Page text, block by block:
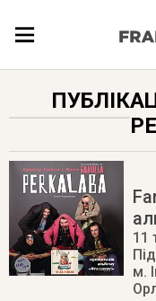
ПУБЛІКАЦІЇ
11
м.